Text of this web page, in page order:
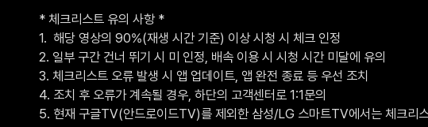
* 체크리스트 유의 사항 *
1.  해당 영상의 90%(재생 시간 기준) 이상 시청 시 체크 인정
2. 일부 구간 건너 뛰기 시 미 인정, 배속 이용 시 시청 시간 미달에 유의
3. 체크리스트 오류 발생 시 앱 업데이트, 앱 완전 종료 등 우선 조치
4. 조치 후 오류가 계속될 경우, 하단의 고객센터로 1:1문의
5. 현재 구글TV(안드로이드TV)를 제외한 삼성/LG 스마트TV에서는 체크리